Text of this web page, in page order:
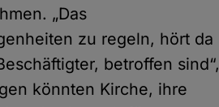
„Das
zu regeln, hört da
betroffen sind“,
könnten Kirche, ihre